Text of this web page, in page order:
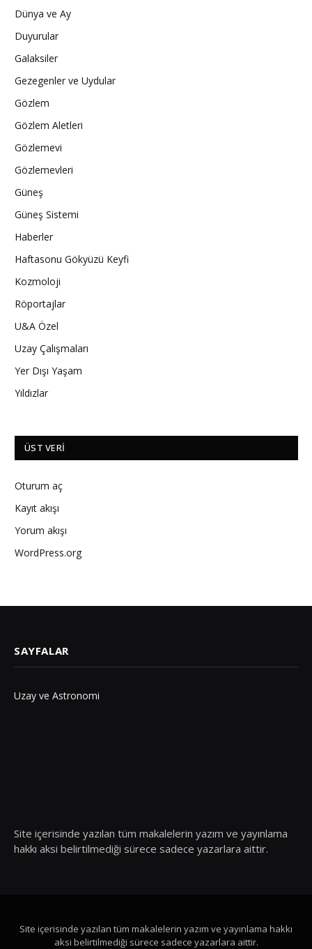
Dünya ve Ay
Duyurular
Galaksiler
Gezegenler ve Uydular
Gözlem
Gözlem Aletleri
Gözlemevi
Gözlemevleri
Güneş
Güneş Sistemi
Haberler
Haftasonu Gökyüzü Keyfi
Kozmoloji
Röportajlar
U&A Özel
Uzay Çalışmaları
Yer Dışı Yaşam
Yıldızlar
ÜST VERI
Oturum aç
Kayıt akışı
Yorum akışı
WordPress.org
SAYFALAR
Uzay ve Astronomi
Site içerisinde yazılan tüm makalelerin yazım ve yayınlama
hakkı aksi belirtilmediği sürece sadece yazarlara aittir.
Site içerisinde yazılan tüm makalelerin yazım ve yayınlama hakkı
aksi belirtilmediği sürece sadece yazarlara aittir.